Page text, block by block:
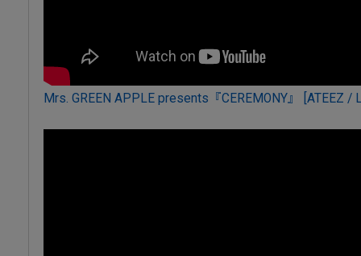
Mrs. GREEN APPLE presents『CEREMONY』 [ATEEZ /